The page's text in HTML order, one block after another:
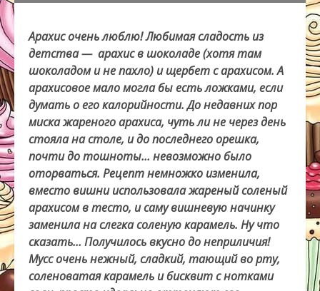
Арахис очень люблю! Любимая сладость из
детства — арахис в шоколаде (хотя там
шоколадом и не пахло) и щербет с арахисом. А
арахисовое мало могла бы есть ложками, если
думать о его калорийности. До недавних пор
миска жареного арахиса, чуть ли не через день
стояла на столе, и до последнего орешка,
почти до тошноты… невозможно было
оторваться. Рецепт немножко изменила,
вместо вишни использовала жареный соленый
арахисом в тесто, и саму вишневую начинку
заменила на слегка соленую карамель. Ну что
сказать… Получилось вкусно до неприличия!
Мусс очень нежный, сладкий, тающий во рту,
соленоватая карамель и бисквит с нотками